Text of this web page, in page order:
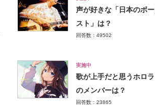
声が好きな「日本のボー
スト」は？
回答数：49502
実施中
歌が上手だと思うホロ
のメンバーは？
回答数：23865